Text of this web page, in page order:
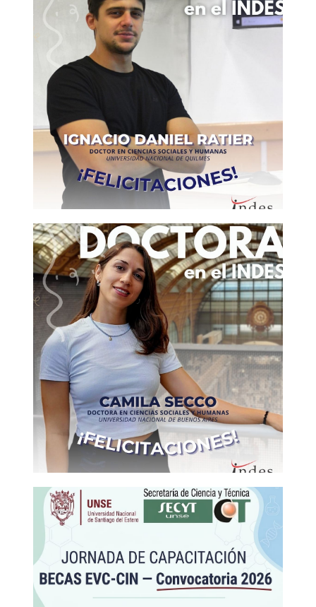
Nuevo doctor en el INDES: Ignacio
Ratier
¡NUEVO DOCTOR EN EL INDES! Ignacio Daniel
Ratier defendió su tesis «Las tramas del espacio
editorial de Santiago del Estero (1991-2019)», el día
27 de julio, obteniendo así el Doctorado en
Ciencias Sociales y Humanas en la Universidad
Nacional de Quilmes. Le enviamos nuestras
felicitaciones por la obtención de su título de
Doctor y […]
Nueva doctora en el INDES: Camila
Secco
¡NUEVA DOCTORA EN EL INDES! Camila Secco
lazos sociales en el neoliberalismo desde la Teoría
del reconocimiento», el día 20 de julio, obteniendo
así el Doctorado en Ciencias Sociales y Humanas
en la Universidad Nacional de Buenos Aires. Desde